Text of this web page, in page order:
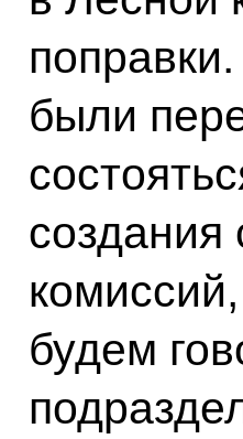
были
создания
будем